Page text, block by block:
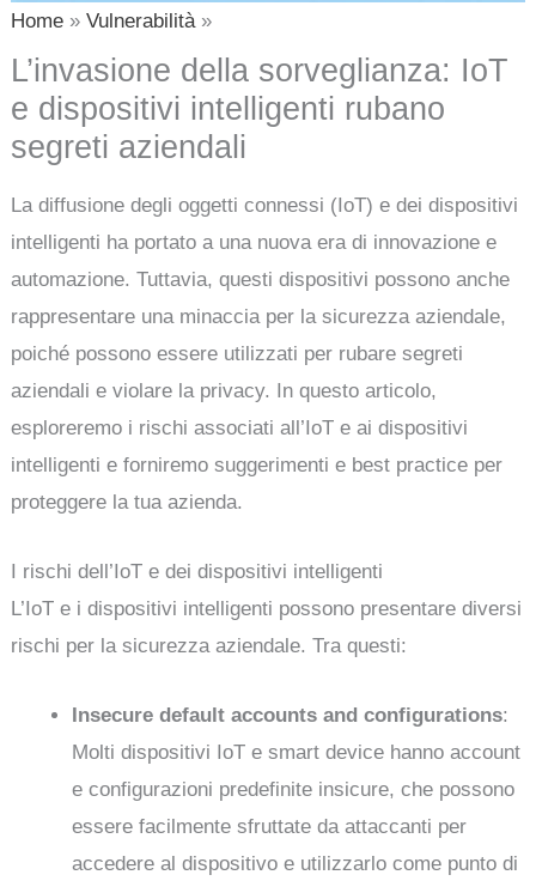
Home Vulnerabilità
L’invasione della sorveglianza: IoT
e dispositivi intelligenti rubano
segreti aziendali
La diffusione degli oggetti connessi (IoT) e dei dispositivi
intelligenti ha portato a una nuova era di innovazione e
automazione. Tuttavia, questi dispositivi possono anche
rappresentare una minaccia per la sicurezza aziendale,
poiché possono essere utilizzati per rubare segreti
aziendali e violare la privacy. In questo articolo,
esploreremo i rischi associati all’IoT e ai dispositivi
intelligenti e forniremo suggerimenti e best practice per
proteggere la tua azienda.
I rischi dell’IoT e dei dispositivi intelligenti
L’IoT e i dispositivi intelligenti possono presentare diversi
rischi per la sicurezza aziendale. Tra questi:
Insecure default accounts and configurations:
Molti dispositivi IoT e smart device hanno account
e configurazioni predefinite insicure, che possono
essere facilmente sfruttate da attaccanti per
accedere al dispositivo e utilizzarlo come punto di